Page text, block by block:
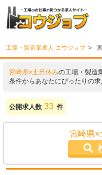
工場・製造業求人 コウジョブ
宮崎県×土日休みの工場・製造
条件からあなたにぴったりの求
公開求人数 33 件
宮崎県×